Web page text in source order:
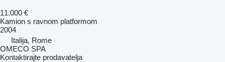
11.000 €
Kamion s ravnom platformom
2004
Italija, Rome
OMECO SPA
Kontaktirajte prodavatelja